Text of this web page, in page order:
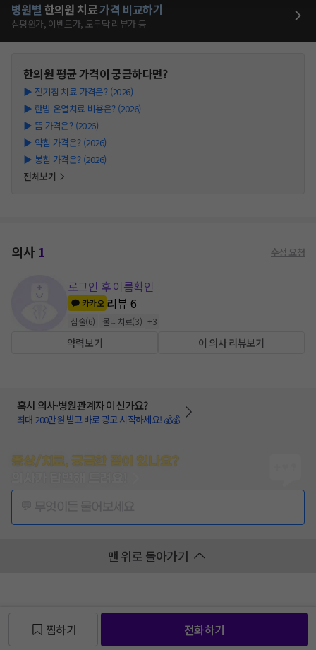
병원별 한의원 치료가격 비교하기
심평원가, 이벤트가, 모두닥 리뷰가 등
한의원평균 가격이 궁금하다면?
▶ 전기침 치료 가격은? (2026)
▶ 한방 온열치료 비용은? (2026)
▶ 뜸 가격은? (2026)
▶ 약침 가격은? (2026)
▶ 봉침 가격은? (2026)
전체보기
의사1 수정 요청
로그인 후 이름확인
카카오 리뷰6
침술(6) 물리치료(3) +3
약력보기 이 의사 리뷰보기
혹시 의사·병원관계자 이신가요?
최대 200만원 받고 바로 광고 시작하세요! 💰💰
증상/치료, 궁금한 점이 있나요?
맨 위로 돌아가기
찜하기 전화하기